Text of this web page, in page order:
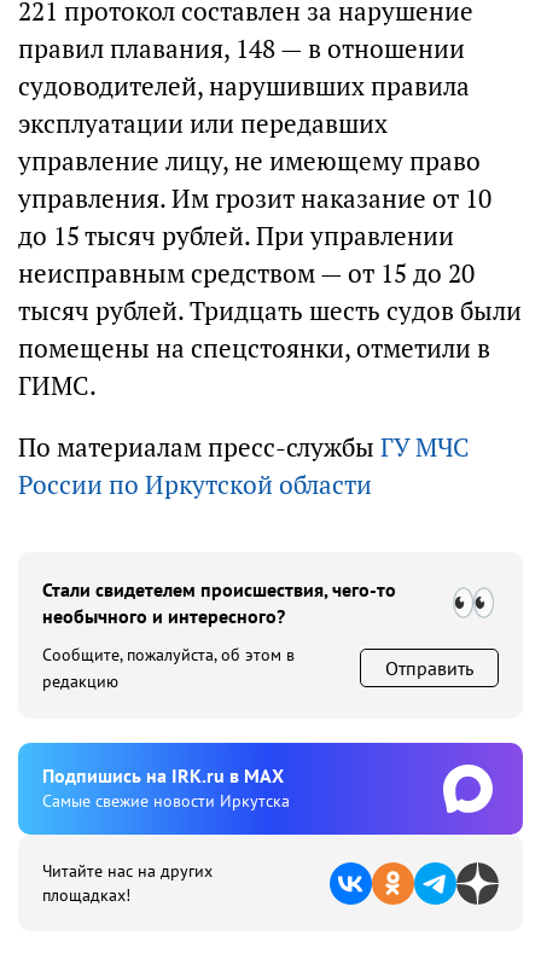
221 протокол составлен за нарушение
правил плавания, 148 — в отношении
судоводителей, нарушивших правила
эксплуатации или передавших
управление лицу, не имеющему право
управления. Им грозит наказание от 10
до 15 тысяч рублей. При управлении
неисправным средством — от 15 до 20
тысяч рублей. Тридцать шесть судов были
помещены на спецстоянки, отметили в
ГИМС.
По материалам пресс-службы ГУ МЧС
России по Иркутской области
Стали свидетелем происшествия, чего-то
необычного и интересного?
Сообщите, пожалуйста, об этом в
редакцию
Отправить
Подпишиcь на IRK.ru в MAX
Cамые свежие новости Иркутска
Читайте нас на других
площадках!